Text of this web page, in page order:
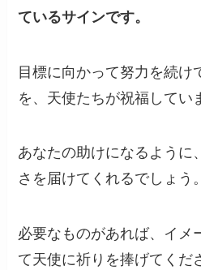
ているサインです。
目標に向かって努力を続け
を、天使たちが祝福してい
あなたの助けになるように
さを届けてくれるでしょう。
必要なものがあれば、イメ
て天使に祈りを捧げてくだ